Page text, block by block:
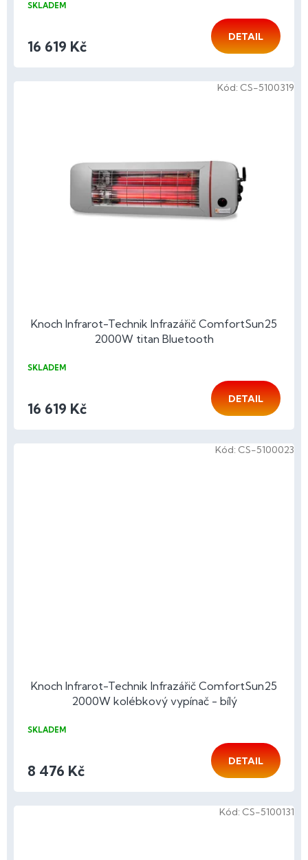
SKLADEM
16 619 Kč
DETAIL
Knoch Infrarot-Technik Infrazářič ComfortSun25
2000W titan Bluetooth
SKLADEM
16 619 Kč
DETAIL
Kód: CS-5100319
Knoch Infrarot-Technik Infrazářič ComfortSun25
2000W kolébkový vypínač - bílý
SKLADEM
8 476 Kč
DETAIL
Kód: CS-5100023
Kód: CS-5100131